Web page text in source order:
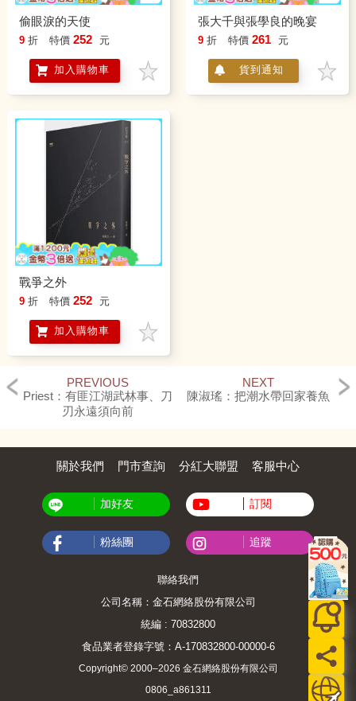
偷眼淚的天使
9 折 特價 252 元
加入購物車
張大千與張學良的晚宴
9 折 特價 261 元
貨到通知
戰爭之外
9 折 特價 252 元
加入購物車
PREVIOUS
Priest：有匪江湖武林事、刀
刃永遠須向前
NEXT
陳淑瑤：把潮水帶回家養魚
關於我們 門市查詢 分紅大聯盟 客服中心
加好友 訂閱
粉絲團 追蹤
聯絡我們
公司名稱：金石網絡股份有限公司
統編 : 70832800
食品業者登錄字號：A-170832800-00000-6
Copyright© 2000–2026 金石網絡股份有限公司
0806_a861311